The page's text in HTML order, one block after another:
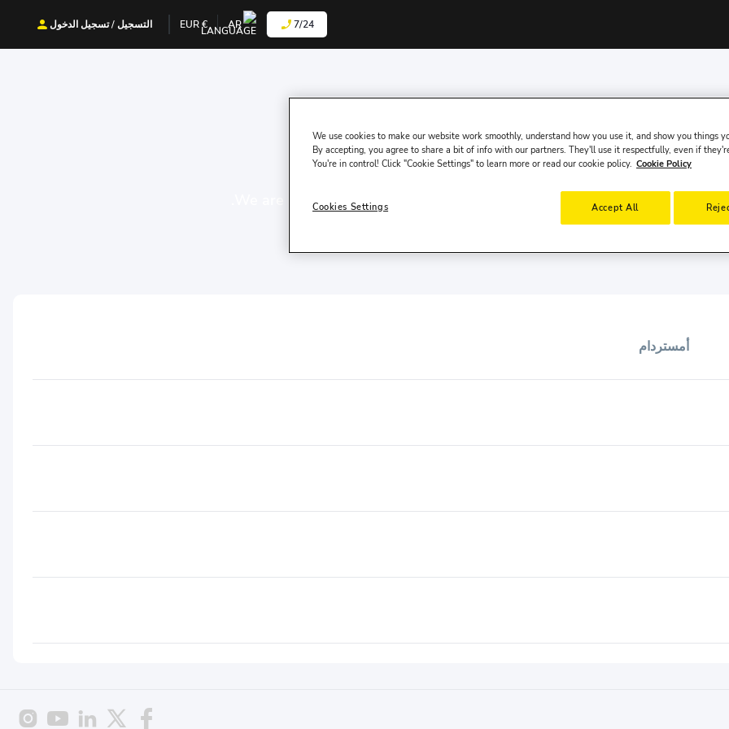
7/24
AR
€
EUR التسجيل / تسجيل الدخول
We are experts in car rental, offering our services online in over 200
أمستردام
We use cookies to make our website work smoothly, understand how you use it, and show you things
By accepting, you agree to share a bit of info with our partners. They'll use it respectfully, even if
You're in control! Click "Cookie Settings" to learn more or read our cookie policy. Cookie Policy
Accept All
Cookies Settings